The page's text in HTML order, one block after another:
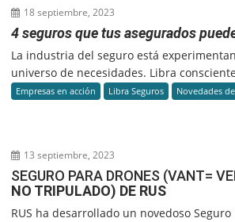
18 septiembre, 2023
4 seguros que tus asegurados
La industria del seguro está
universo de necesidades. Libra
Empresas en acción Libra Seguros Novedades
13 septiembre, 2023
SEGURO PARA DRONES (VANT=
NO TRIPULADO) DE RUS
RUS ha desarrollado un novedoso Seguro